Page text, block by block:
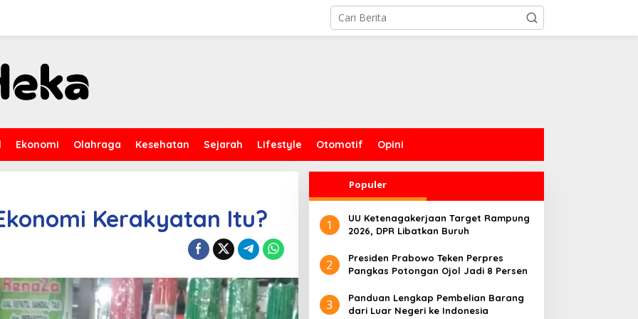
Ekonomi Olahraga Kesehatan Sejarah Lifestyle Otomotif Opini
Kerakyatan Itu?
Populer
1
UU Ketenagakerjaan Target Rampung
2026, DPR Libatkan Buruh
2
Presiden Prabowo Teken Perpres
Pangkas Potongan Ojol Jadi 8 Persen
3
Panduan Lengkap Pembelian Barang
dari Luar Negeri ke Indonesia